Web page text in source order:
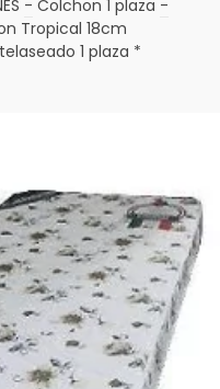
- Colchon 1 plaza -
Tropical 18cm
1 plaza *